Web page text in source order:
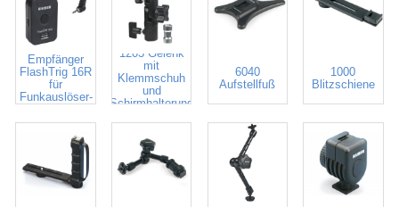
7017 Zusatz-
Empfänger
FlashTrig 16R
für
Funkauslöser-
1203 Gelenk
mit
Klemmschuh
und
Schirmhalterung
6040
Aufstellfuß
1000
Blitzschiene